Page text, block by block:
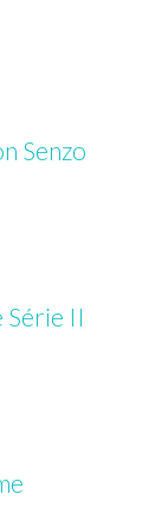
Senzo
Série II